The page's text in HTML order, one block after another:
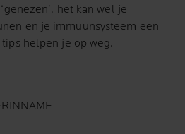
het kan wel je
en je immuunsysteem een
helpen je op weg.